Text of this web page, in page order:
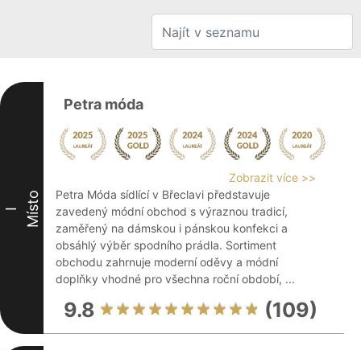
I Místo
Petra móda
Zobrazit více >>
Petra Móda sídlící v Břeclavi představuje
zavedený módní obchod s výraznou tradicí,
zaměřený na dámskou i pánskou konfekci a
obsáhlý výběr spodního prádla. Sortiment
obchodu zahrnuje moderní oděvy a módní
doplňky vhodné pro všechna roční období, ...
9.8 (109)